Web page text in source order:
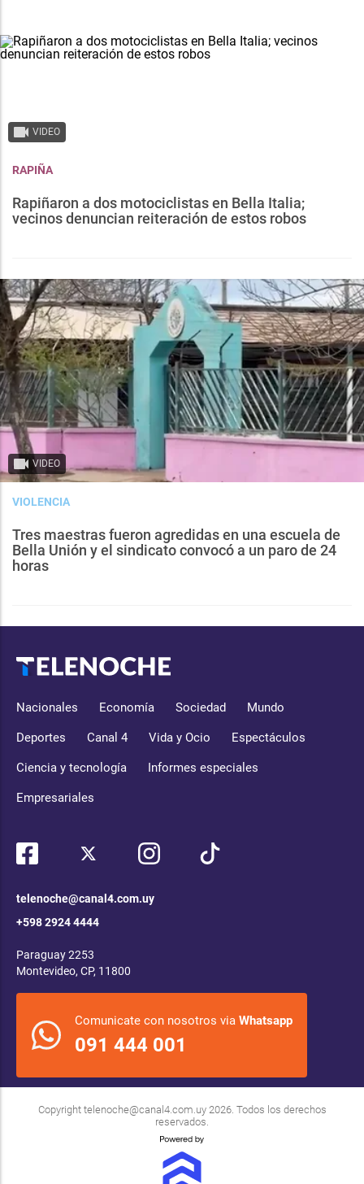
VIDEO
RAPIÑA
Rapiñaron a dos motociclistas en Bella Italia;
vecinos denuncian reiteración de estos robos
VIDEO
VIOLENCIA
Tres maestras fueron agredidas en una escuela de
Bella Unión y el sindicato convocó a un paro de 24
horas
Nacionales Economía Sociedad Mundo
Deportes Canal 4 Vida y Ocio Espectáculos
Ciencia y tecnología Informes especiales
Empresariales
telenoche@canal4.com.uy
+598 2924 4444
Paraguay 2253
Montevideo, CP, 11800
Comunicate con nosotros via Whatsapp
091 444 001
Copyright telenoche@canal4.com.uy2026. Todos los derechos
reservados.